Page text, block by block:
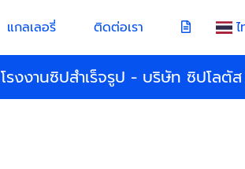
แกลเลอรี่ ติดต่อเรา
โรงงานซิปสำเร็จรูป - บริษัท ซิปโลตั